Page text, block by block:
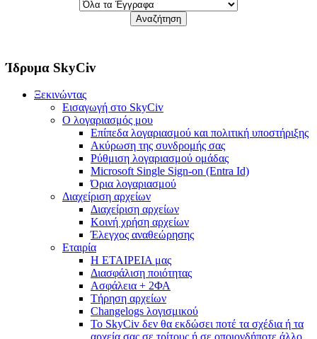
Ίδρυμα SkyCiv
Ξεκινώντας
Εισαγωγή στο SkyCiv
Ο λογαριασμός μου
Επίπεδα λογαριασμού και πολιτική υποστήριξης
Ακύρωση της συνδρομής σας
Ρύθμιση λογαριασμού ομάδας
Microsoft Single Sign-on (Entra Id)
Όρια λογαριασμού
Διαχείριση αρχείων
Διαχείριση αρχείων
Κοινή χρήση αρχείων
Έλεγχος αναθεώρησης
Εταιρία
Η ΕΤΑΙΡΕΙΑ μας
Διασφάλιση ποιότητας
Ασφάλεια + 2ΦΑ
Τήρηση αρχείων
Changelogs λογισμικού
Το SkyCiv δεν θα εκδώσει ποτέ τα σχέδια ή τα